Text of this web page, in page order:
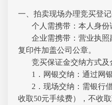
一、拍卖现场办理竞买登
个人需携带：本人身份
企业需携带：营业执
复印件加盖公司公章。
竞买保证金交纳方式
1．网银交纳：通过网
2．现场交纳：需银行
收取50元手续费），不收